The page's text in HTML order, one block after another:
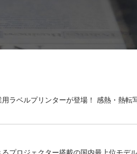
ラベルプリンターが登場！ 感熱・熱転